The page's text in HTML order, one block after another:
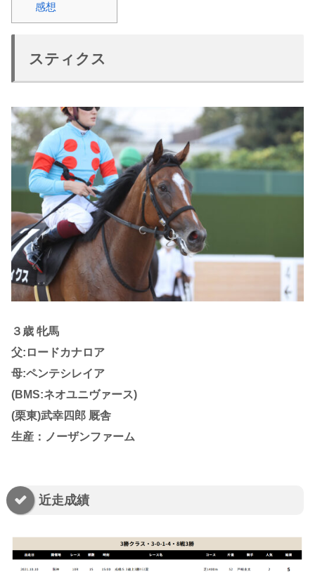
感想
スティクス
３歳 牝馬
父:ロードカナロア
母:ペンテシレイア
(BMS:ネオユニヴァース)
(栗東)武幸四郎 厩舎
生産：ノーザンファーム
近走成績